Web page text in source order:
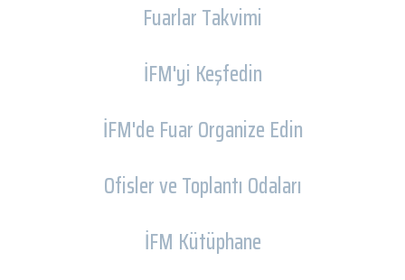
Fuarlar Takvimi
İFM'yi Keşfedin
İFM'de Fuar Organize Edin
Ofisler ve Toplantı Odaları
İFM Kütüphane